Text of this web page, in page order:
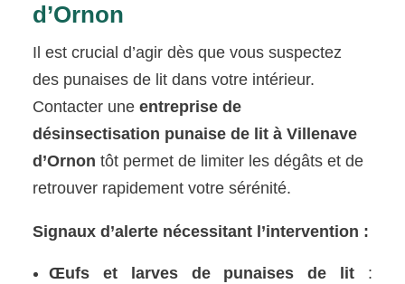
d’Ornon
Il est crucial d’agir dès que vous suspectez
des punaises de lit dans votre intérieur.
Contacter uneentreprise de
désinsectisation punaise de lit à Villenave
d’Ornon tôt permet de limiter les dégâts et de
retrouver rapidement votre sérénité.
Signaux d’alerte nécessitant l’intervention :
Œufs et larves de punaises de lit :